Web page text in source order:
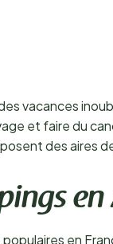
vacances
et faire du
des aires
en
en